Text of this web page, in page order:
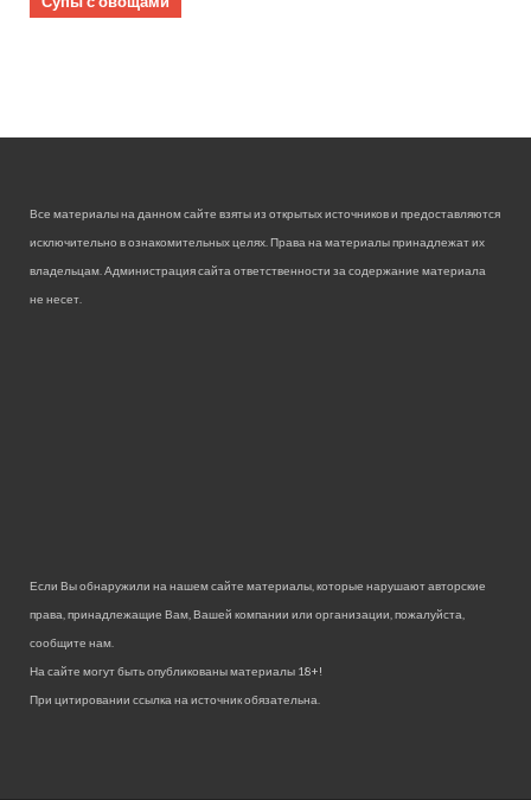
Все материалы на данном сайте взяты из открытых источников и предоставляются
исключительно в ознакомительных целях. Права на материалы принадлежат их
владельцам. Администрация сайта ответственности за содержание материала
не несет.
Если Вы обнаружили на нашем сайте материалы, которые нарушают авторские
права, принадлежащие Вам, Вашей компании или организации, пожалуйста,
сообщите нам.
На сайте могут быть опубликованы материалы 18+!
При цитировании ссылка на источник обязательна.